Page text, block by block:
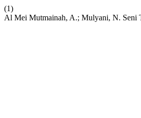
(1)
Al Mei Mutmainah, A.; Mulyani, N. Seni